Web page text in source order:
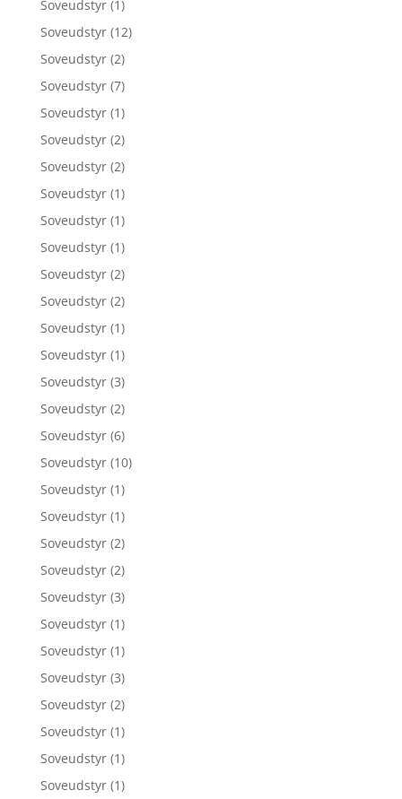
Soveudstyr (1)
Soveudstyr (12)
Soveudstyr (2)
Soveudstyr (7)
Soveudstyr (1)
Soveudstyr (2)
Soveudstyr (2)
Soveudstyr (1)
Soveudstyr (1)
Soveudstyr (1)
Soveudstyr (2)
Soveudstyr (2)
Soveudstyr (1)
Soveudstyr (1)
Soveudstyr (3)
Soveudstyr (2)
Soveudstyr (6)
Soveudstyr (10)
Soveudstyr (1)
Soveudstyr (1)
Soveudstyr (2)
Soveudstyr (2)
Soveudstyr (3)
Soveudstyr (1)
Soveudstyr (1)
Soveudstyr (3)
Soveudstyr (2)
Soveudstyr (1)
Soveudstyr (1)
Soveudstyr (1)